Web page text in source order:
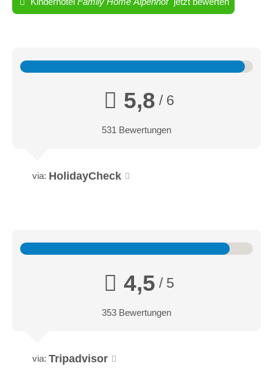
Kalija, das Familiennest. Neuer Raum fürs WIR. Viel Platz für
5,8 / 6
531 Bewertungen
via: HolidayCheck
4,5 / 5
353 Bewertungen
via: Tripadvisor